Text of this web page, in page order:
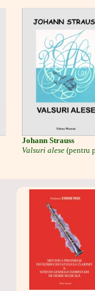
Johann Strauss
Valsuri alese (pentru